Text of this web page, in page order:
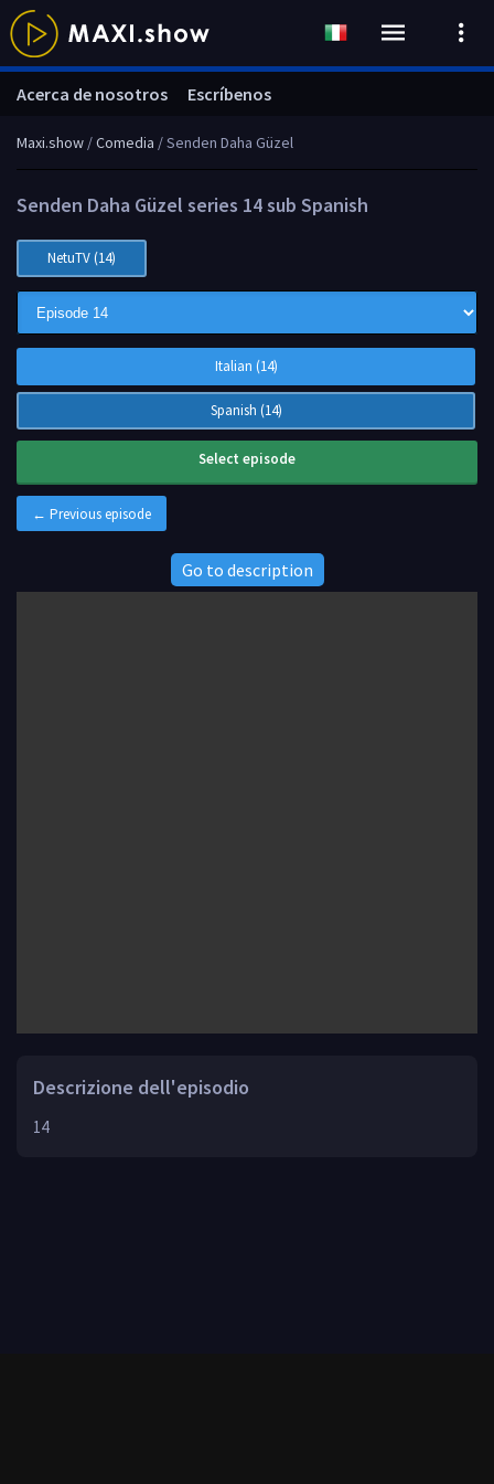
Maxi.show /Comedia / Senden Daha Güzel
Senden Daha Güzel series 14 sub Spanish
← Previous episode
NetuTV (14)
Italian (14)
Spanish (14)
Select episode
Go to description
Descrizione dell'episodio
14
Acerca de nosotros Escríbenos